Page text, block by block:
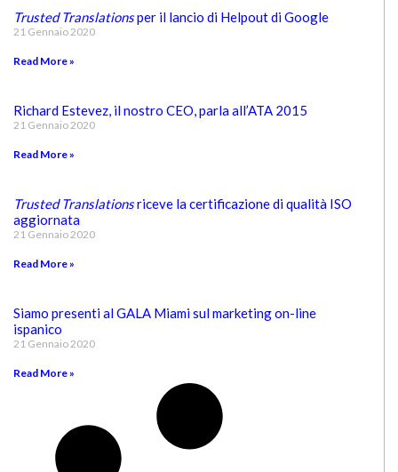
Trusted Translationsper il lancio di Helpout di Google
21 Gennaio 2020
Read More »
Richard Estevez, il nostro CEO, parla all’ATA 2015
21 Gennaio 2020
Read More »
Trusted Translationsriceve la certificazione di qualità ISO
aggiornata
21 Gennaio 2020
Read More »
Siamo presenti al GALA Miami sul marketing on-line
ispanico
21 Gennaio 2020
Read More »